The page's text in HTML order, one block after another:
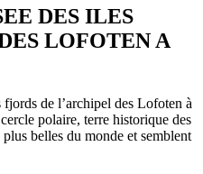
DES ILES
LOFOTEN A
de l’archipel des Lofoten à
polaire, terre historique des
belles du monde et semblent